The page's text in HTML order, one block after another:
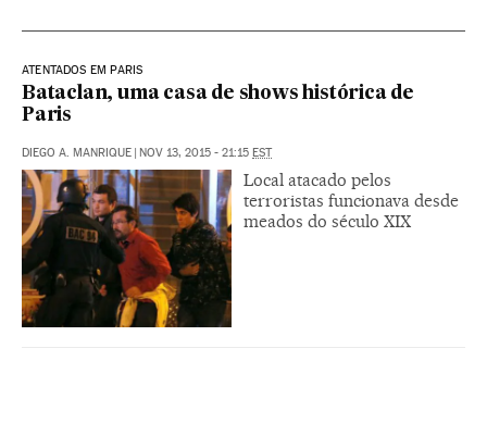
ATENTADOS EM PARIS
Bataclan, uma casa de shows histórica de
Paris
DIEGO A. MANRIQUE NOV 13, 2015 - 21:15 EST
Local atacado pelos
terroristas funcionava desde
meados do século XIX